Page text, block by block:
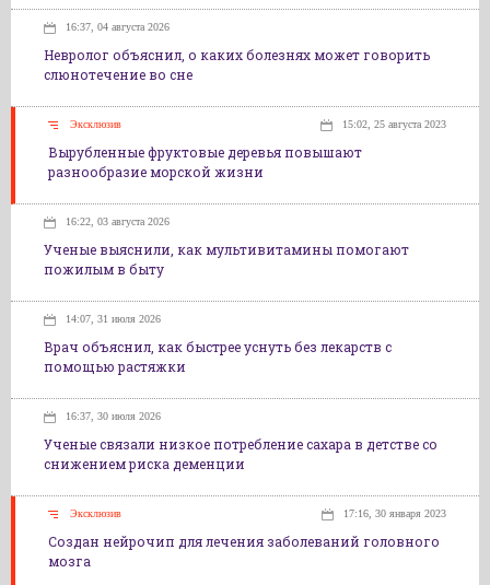
16:37, 04 августа 2026
Невролог объяснил, о каких болезнях может говорить
слюнотечение во сне
Эксклюзив 15:02, 25 августа 2023
Вырубленные фруктовые деревья повышают
разнообразие морской жизни
16:22, 03 августа 2026
Ученые выяснили, как мультивитамины помогают
пожилым в быту
14:07, 31 июля 2026
Врач объяснил, как быстрее уснуть без лекарств с
помощью растяжки
16:37, 30 июля 2026
Ученые связали низкое потребление сахара в детстве со
снижением риска деменции
Эксклюзив 17:16, 30 января 2023
Создан нейрочип для лечения заболеваний головного
мозга